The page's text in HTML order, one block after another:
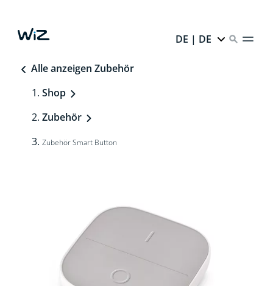
DE | DE
Alle anzeigen Zubehör
Shop
Zubehör
Zubehör Smart Button